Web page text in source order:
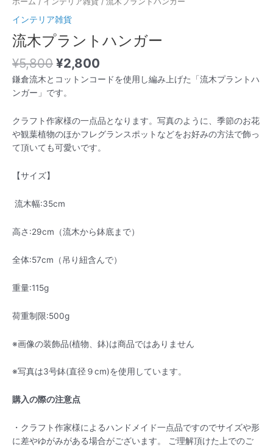
インテリア雑貨
流木プラントハンガー
¥5,800 ¥2,800
鎌倉流木とコットンコードを使用し編み上げた「流木プラントハ
ンガー」です。
クラフト作家様の一点品となります。写真のように、季節のお花
や観葉植物のほかフレグランスポットなどをお好みの方法で飾っ
て頂いても可愛いです。
【サイズ】
流木幅:35cm
高さ:29cm（流木から鉢底まで）
全体:57cm（吊り紐含んで）
重量:115g
荷重制限:500g
※画像の装飾品(植物、鉢)は商品ではありません
※写真は3号鉢(直径９cm)を使用しています。
購入の際の注意点
・クラフト作家様によるハンドメイド一点品ですのでサイズや形
に差やゆがみがある場合がございます。 ご理解頂けた上でのご